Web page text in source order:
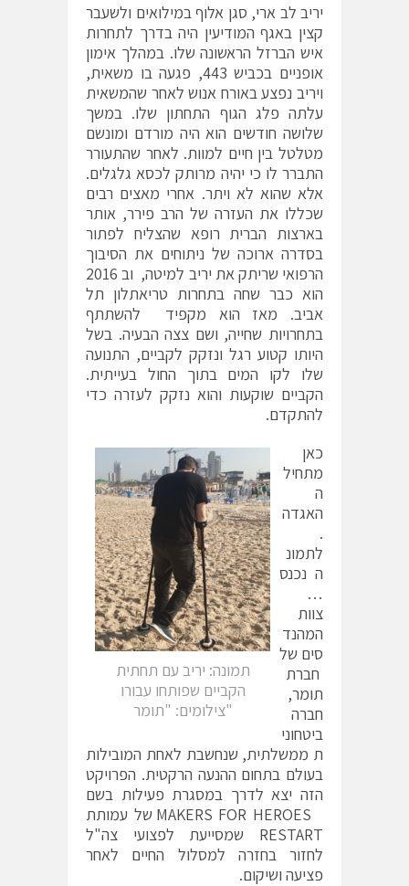
יריב לב ארי, סגן אלוף במילואים ולשעבר
קצין באגף המודיעין היה בדרך לתחרות
איש הברזל הראשונה שלו. במהלך אימון
אופניים בכביש 443, פגעה בו משאית,
ויריב נפצע באורח אנוש לאחר שהמשאית
עלתה פלג הגוף התחתון שלו. במשך
שלושה חודשים הוא היה מורדם ומונשם
מטלטל בין חיים למוות. לאחר שהתעורר
התברר לו כי יהיה מרותק לכסא גלגלים.
אלא שהוא לא ויתר. אחרי מאצים רבים
שכללו את העזרה של הרב פירר, אותר
בארצות הברית רופא שהצליח לפתור
בסדרה ארוכה של ניתוחים את הסיבוך
הרפואי שריתק את יריב למיטה, וב 2016
הוא כבר שחה בתחרות טריאתלון תל
אביב. מאז הוא מקפיד להשתתף
בתחרויות שחייה, ושם צצה הבעיה. בשל
היותו קטוע רגל ונזקק לקביים, התנועה
שלו לקו המים בתוך החול בעייתית.
הקביים שוקעות והוא נזקק לעזרה כדי
להתקדם.
תמונה: יריב עם תחתית
הקביים שפותחו עבורו
"צילומים: "תומר
כאן
מתחיל
ה
האגדה
.
לתמונ
ה נכנס
…
צוות
המהנד
סים של
חברת
תומר,
חברה
ביטחוני
ת ממשלתית, שנחשבת לאחת המובילות
בעולם בתחום ההנעה הרקטית. הפרויקט
הזה יצא לדרך במסגרת פעילות בשם
MAKERS FOR HEROES של עמותת
RESTART שמסייעת לפצועי צה"ל
לחזור בחזרה למסלול החיים לאחר
פציעה ושיקום.